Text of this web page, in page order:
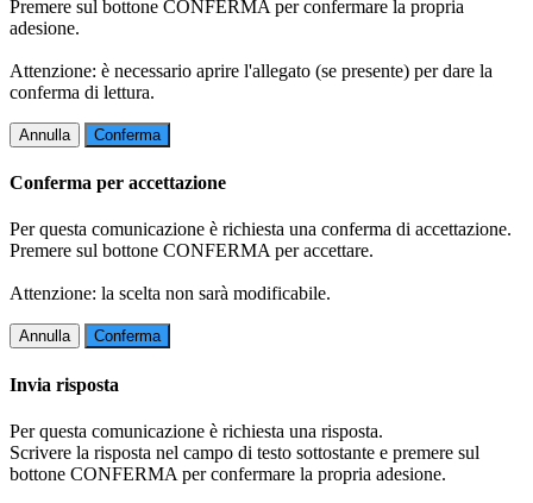
Premere sul bottone CONFERMA per confermare la propria
adesione.
Attenzione: è necessario aprire l'allegato (se presente) per dare la
conferma di lettura.
Annulla Conferma
Conferma per accettazione
Per questa comunicazione è richiesta una conferma di accettazione.
Premere sul bottone CONFERMA per accettare.
Attenzione: la scelta non sarà modificabile.
Annulla Conferma
Invia risposta
Per questa comunicazione è richiesta una risposta.
Scrivere la risposta nel campo di testo sottostante e premere sul
bottone CONFERMA per confermare la propria adesione.